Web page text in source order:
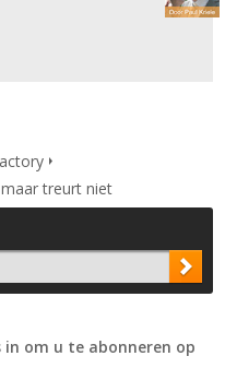
treurt niet
om u te abonneren op